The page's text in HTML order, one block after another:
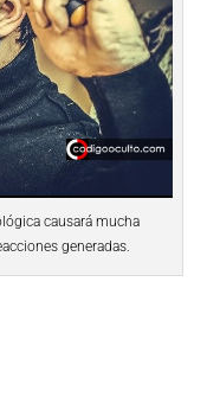
causará mucha
generadas.